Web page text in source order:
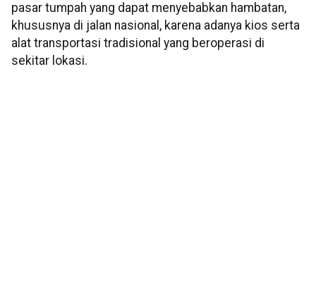
pasar tumpah yang dapat menyebabkan hambatan,
khususnya di jalan nasional, karena adanya kios serta
alat transportasi tradisional yang beroperasi di
sekitar lokasi.